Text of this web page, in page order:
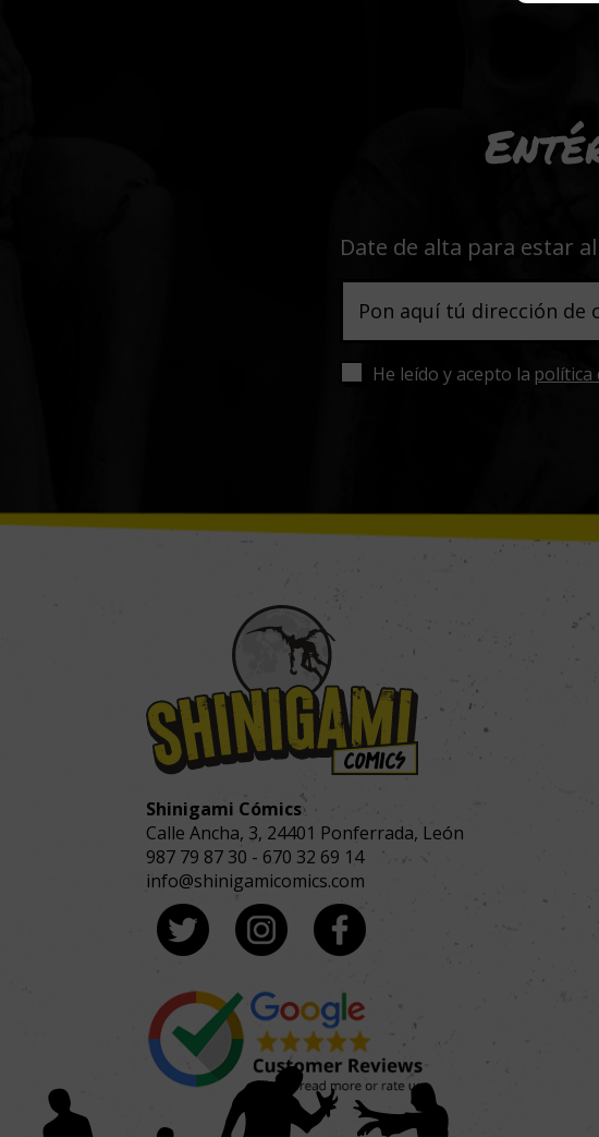
Date de alta para estar
He leído y acepto la política
Shinigami Cómics
Calle Ancha, 3, 24401 Ponferrada, León
987 79 87 30 - 670 32 69 14
info@shinigamicomics.com